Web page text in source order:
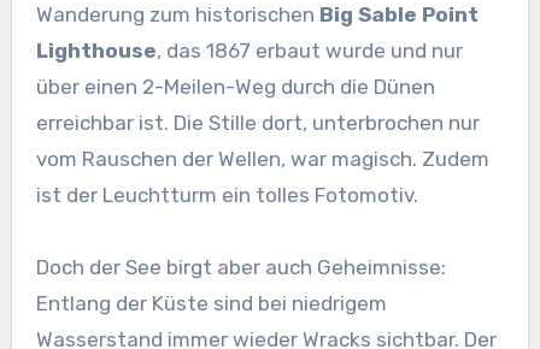
Wanderung zum historischen Big Sable Point
Lighthouse, das 1867 erbaut wurde und nur
über einen 2-Meilen-Weg durch die Dünen
erreichbar ist. Die Stille dort, unterbrochen nur
vom Rauschen der Wellen, war magisch. Zudem
ist der Leuchtturm ein tolles Fotomotiv.
Doch der See birgt aber auch Geheimnisse:
Entlang der Küste sind bei niedrigem
Wasserstand immer wieder Wracks sichtbar. Der